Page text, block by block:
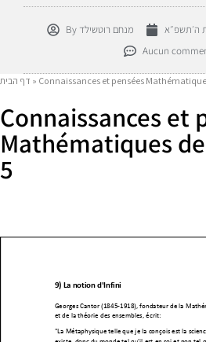
By מנחם רוטשילד ה׳תשפ״א
Aucun
דף הבית » Connaissances et pensées
Connaissances et
Mathématiques
5